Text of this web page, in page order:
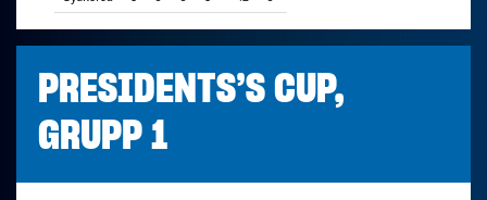
PRESIDENTS’S CUP,
GRUPP 1